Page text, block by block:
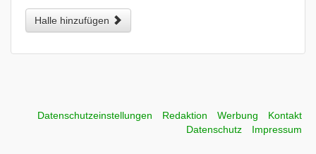
Halle hinzufügen
Datenschutzeinstellungen Redaktion Werbung
Kontakt
Datenschutz
Impressum